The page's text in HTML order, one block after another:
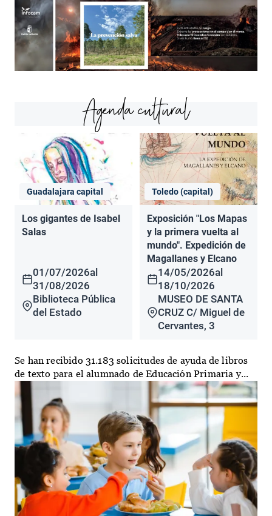
Agenda cultural
Guadalajara capital
Los gigantes de Isabel
Salas
01/07/2026al
31/08/2026
Biblioteca Pública
del Estado
Toledo (capital)
Exposición "Los Mapas
y la primera vuelta al
mundo". Expedición de
Magallanes y Elcano
14/05/2026al
18/10/2026
MUSEO DE SANTA
CRUZ C/ Miguel de
Cervantes, 3
Se han recibido 31.183 solicitudes de ayuda de libros
de texto para el alumnado de Educación Primaria y...